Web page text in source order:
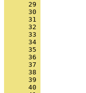
      29
      30
      31
      32
      33
      34
      35
      36
      37
      38
      39
      40